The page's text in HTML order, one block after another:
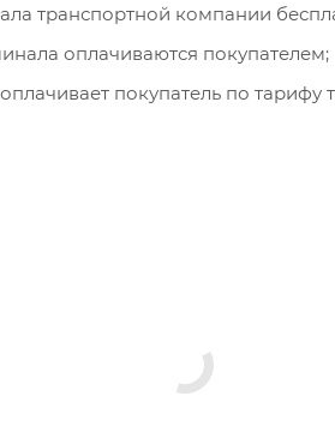
транспортной компании
оплачиваются покупателем;
покупатель по тарифу